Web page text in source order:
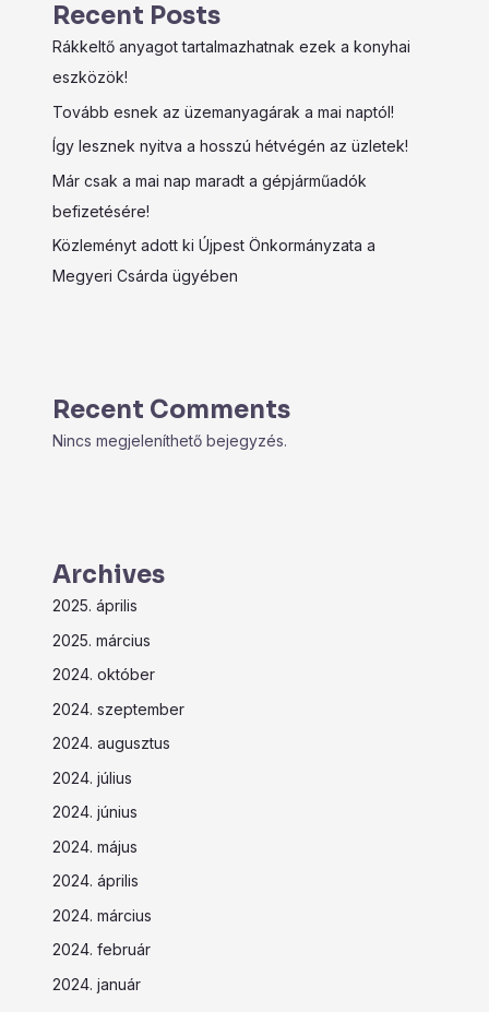
Recent Posts
Rákkeltő anyagot tartalmazhatnak ezek a konyhai
eszközök!
Tovább esnek az üzemanyagárak a mai naptól!
Így lesznek nyitva a hosszú hétvégén az üzletek!
Már csak a mai nap maradt a gépjárműadók
befizetésére!
Közleményt adott ki Újpest Önkormányzata a
Megyeri Csárda ügyében
Recent Comments
Nincs megjeleníthető bejegyzés.
Archives
2025. április
2025. március
2024. október
2024. szeptember
2024. augusztus
2024. július
2024. június
2024. május
2024. április
2024. március
2024. február
2024. január